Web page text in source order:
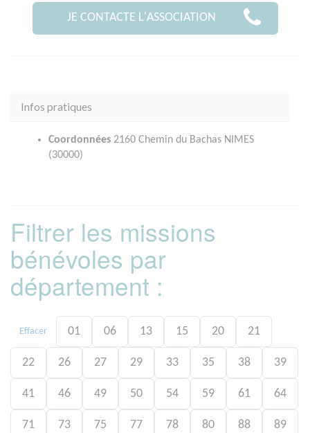
JE CONTACTE L'ASSOCIATION
Infos pratiques
Coordonnées 2160 Chemin du Bachas NIMES
(30000)
Filtrer les missions
bénévoles par
département :
Effacer 01 06 13 15 20 21
22 26 27 29 33 35 38 39
41 46 49 50 54 59 61 64
71 73 75 77 78 80 88 89